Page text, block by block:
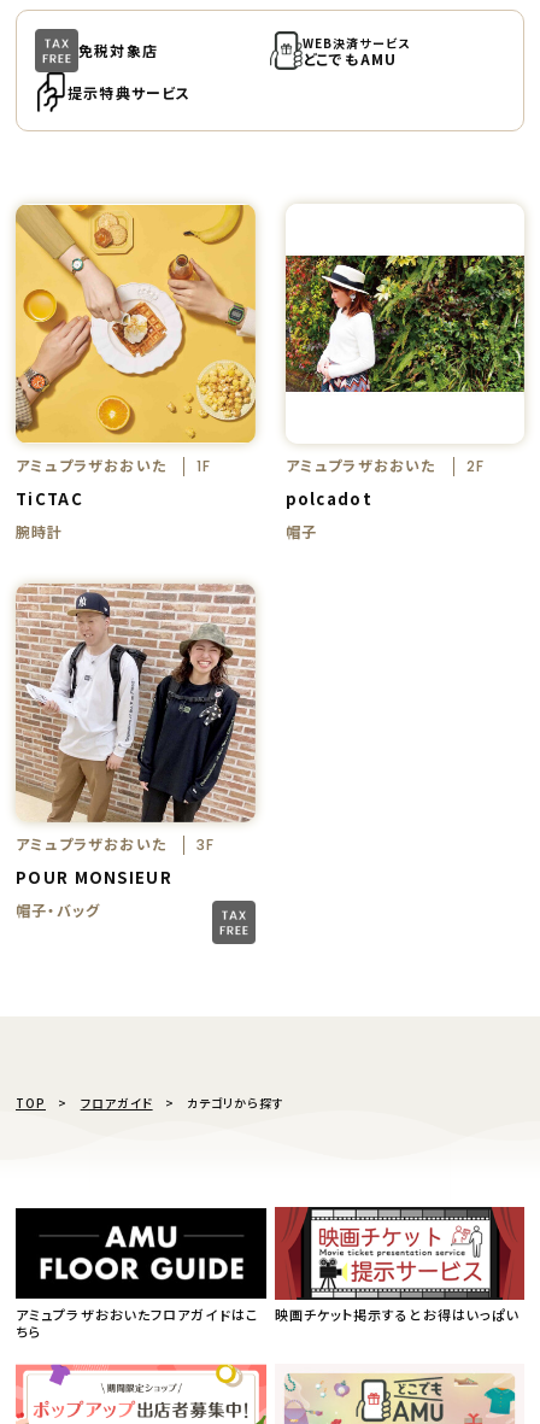
免税対象店 WEB決済サービス
どこでもAMU
提示特典サービス
アミュプラザおおいた 1F
TiCTAC
腕時計
アミュプラザおおいた 2F
polcadot
帽子
アミュプラザおおいた 3F
POUR MONSIEUR
帽子・バッグ
TOP フロアガイド カテゴリから探す
アミュプラザおおいたフロアガイドはこ
ちら
映画チケット掲示するとお得はいっぱい